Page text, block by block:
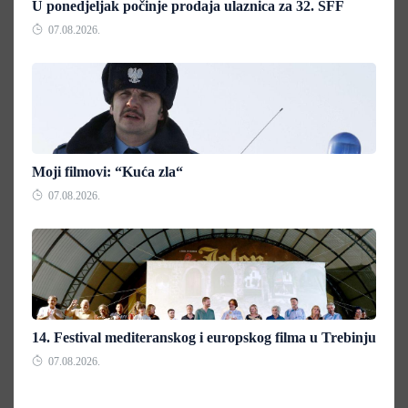
U ponedjeljak počinje prodaja ulaznica za 32. SFF
07.08.2026.
Moji filmovi: “Kuća zla“
07.08.2026.
14. Festival mediteranskog i europskog filma u Trebinju
07.08.2026.